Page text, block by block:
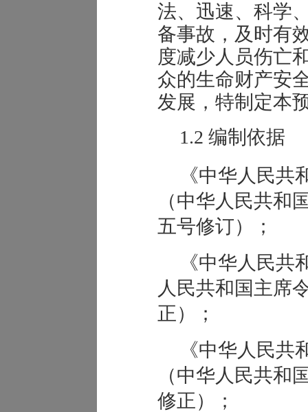
法、迅速、科学
备事故，及时有
度减少人员伤亡
众的生命财产安
发展，特制定本
1 .2 编制依据
《中华人民共
（中华人民共和
五号修订）；
《中华人民共
人民共和国主席
正）；
《中华人民共
（中华人民共和
修正）；